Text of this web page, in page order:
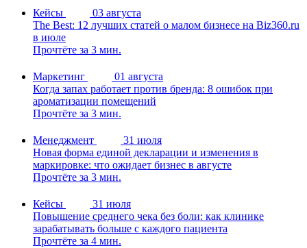
Кейсы
03 августа
The Best: 12 лучших статей о малом бизнесе на Biz360.ru
в июле
Прочтёте за 3 мин.
Маркетинг
01 августа
Когда запах работает против бренда: 8 ошибок при
ароматизации помещений
Прочтёте за 3 мин.
Менеджмент
31 июля
Новая форма единой декларации и изменения в
маркировке: что ожидает бизнес в августе
Прочтёте за 3 мин.
Кейсы
31 июля
Повышение среднего чека без боли: как клинике
зарабатывать больше с каждого пациента
Прочтёте за 4 мин.